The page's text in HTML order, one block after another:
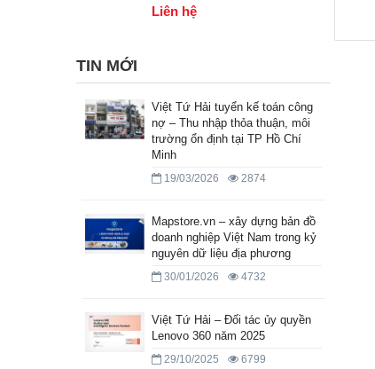
Liên hệ
TIN MỚI
Việt Tứ Hải tuyển kế toán công
nợ – Thu nhập thỏa thuận, môi
trường ổn định tại TP Hồ Chí
Minh
19/03/2026 2874
Mapstore.vn – xây dựng bản đồ
doanh nghiệp Việt Nam trong kỷ
nguyên dữ liệu địa phương
30/01/2026 4732
Việt Tứ Hải – Đối tác ủy quyền
Lenovo 360 năm 2025
29/10/2025 6799